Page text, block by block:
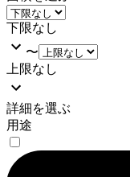
下限なし
〜
上限なし
詳細を選ぶ
用途